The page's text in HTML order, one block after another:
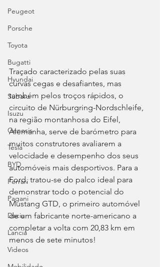
Peugeot
Porsche
Toyota
Bugatti
Hyundai
Subaru
Isuzu
Genesis
Tesla
BYD
Ferrari
Pagani
Dacia
Lancia
Videos
Traçado caracterizado pelas suas
curvas cegas e desafiantes, mas
também pelos troços rápidos, o
circuito de Nürburgring-Nordschleife,
na região montanhosa do Eifel,
Alemanha, serve de barómetro para
muitos construtores avaliarem a
velocidade e desempenho dos seus
automóveis mais desportivos. Para a
Ford, tratou-se do palco ideal para
demonstrar todo o potencial do
Mustang GTD, o primeiro automóvel
de um fabricante norte-americano a
completar a volta com 20,83 km em
menos de sete minutos!